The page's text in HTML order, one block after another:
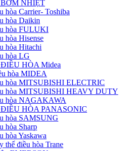
NHIỆT
hòa Carrier- Toshiba
hòa Daikin
hòa FULUKI
hòa Hisense
hòa Hitachi
hòa LG
HÒA Midea
hòa MIDEA
hòa MITSUBISHI ELECTRIC
hòa MITSUBISHI HEAVY DUTY
hòa NAGAKAWA
HÒA PANASONIC
hòa SAMSUNG
hòa Sharp
hòa Yaskawa
thế điều hòa Trane